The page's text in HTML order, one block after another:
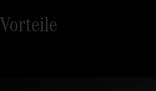
Vorteile